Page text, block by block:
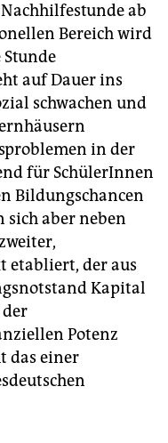
ab
Bereich wird
auf Dauer ins
schwachen und
in der
für SchülerInnen
Bildungschancen
sich aber neben
etabliert, der aus
Kapital
Potenz
das einer